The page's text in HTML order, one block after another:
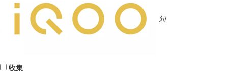
知
收集